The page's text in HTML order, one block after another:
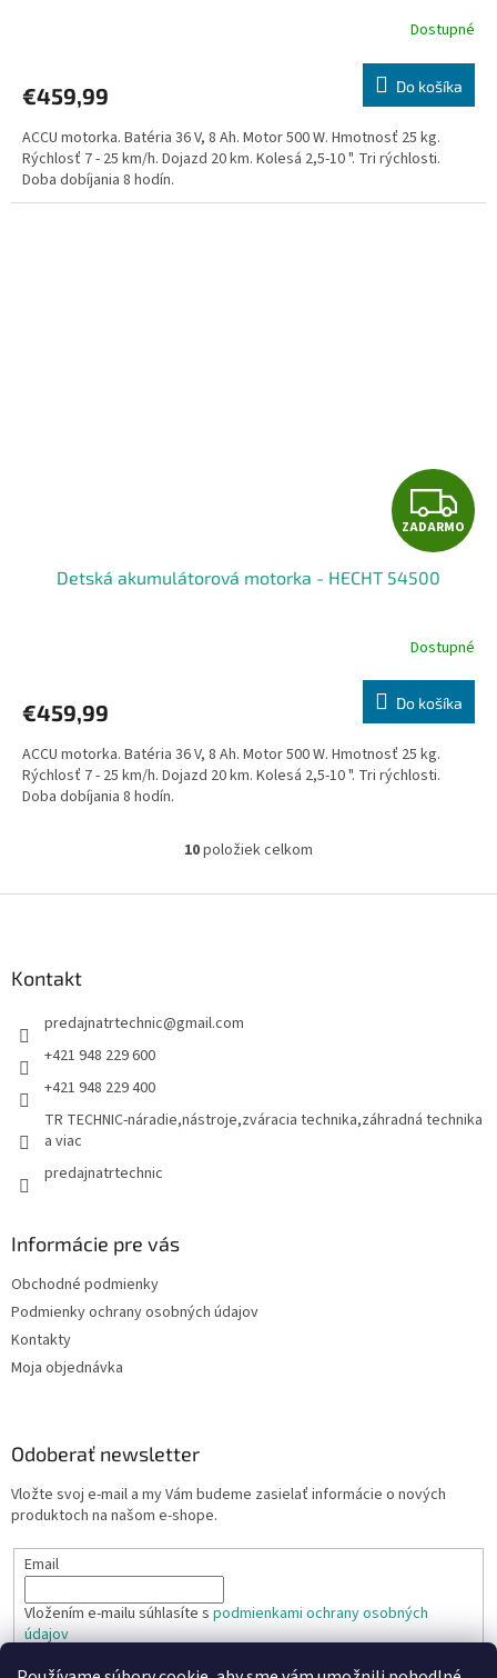
A
R
M
Dostupné
€459,99 Do košíka
ACCU motorka. Batéria 36 V, 8 Ah. Motor 500 W. Hmotnosť 25 kg.
Rýchlosť 7 - 25 km/h. Dojazd 20 km. Kolesá 2,5-10 ". Tri rýchlosti.
Doba dobíjania 8 hodín.
Z
A
A
R
M
ZADARMO
Detská akumulátorová motorka - HECHT 54500
Dostupné
€459,99 Do košíka
ACCU motorka. Batéria 36 V, 8 Ah. Motor 500 W. Hmotnosť 25 kg.
Rýchlosť 7 - 25 km/h. Dojazd 20 km. Kolesá 2,5-10 ". Tri rýchlosti.
Doba dobíjania 8 hodín.
O
l
k
10položiek celkom
Kontakt
predajnatrtechnic@gmail.com
+421 948 229 600
+421 948 229 400
TR TECHNIC-náradie,nástroje,zváracia technika,záhradná technika
a viac
predajnatrtechnic
Informácie pre vás
Obchodné podmienky
Podmienky ochrany osobných údajov
Kontakty
Moja objednávka
Odoberať newsletter
Vložte svoj e-mail a my Vám budeme zasielať informácie o nových
produktoch na našom e-shope.
Email
Vložením e-mailu súhlasíte s podmienkami ochrany osobných
údajov